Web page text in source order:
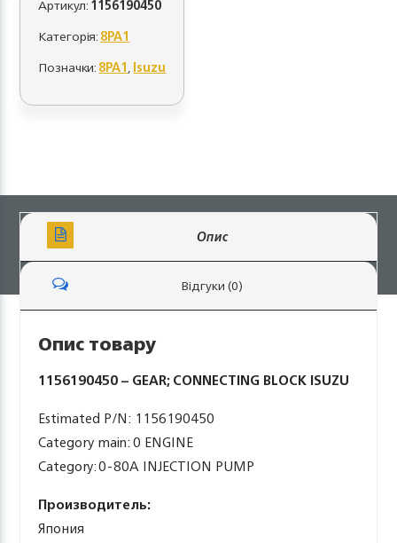
Артикул:1156190450
Категорія:8PA1
Позначки:8PA1,Isuzu
Опис
Відгуки (0)
Опис товару
1156190450 – GEAR; CONNECTING BLOCK ISUZU
Estimated P/N: 1156190450
Category main: 0 ENGINE
Category: 0-80A INJECTION PUMP
Производитель:
Япония